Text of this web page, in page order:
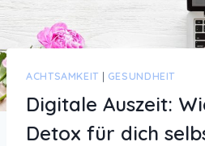
ACHTSAMKEIT| GESUNDHEIT
Digitale Auszeit:
Detox für dich